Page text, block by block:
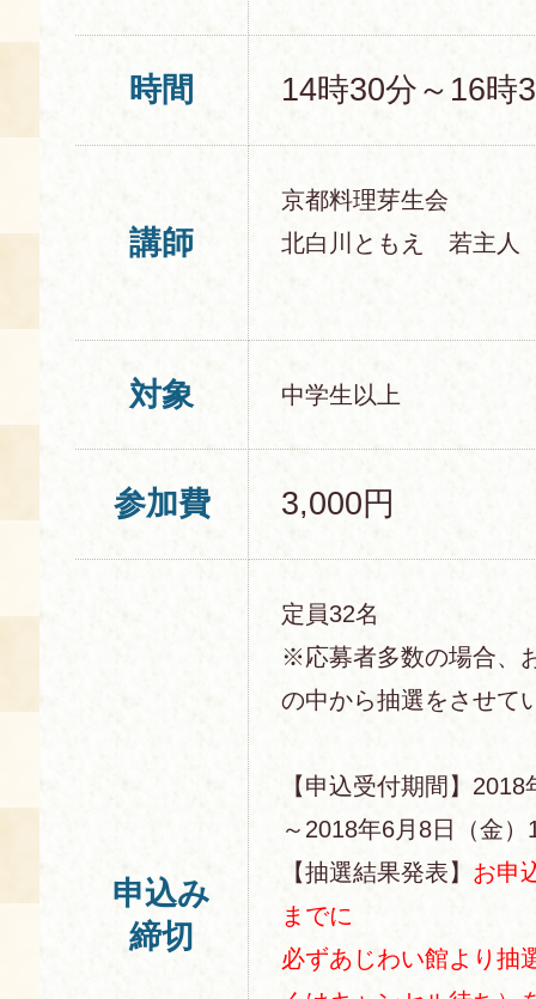
時間 14時30分～16時
講師
京都料理芽生会
北白川ともえ 若主人
対象 中学生以上
参加費 3,000円
申込み
締切
定員32名
※応募者多数の場合、
の中から抽選をさせて
【申込受付期間】
～2018年6月8日（金）
【抽選結果発表】 お申
までに
必ずあじわい館より抽